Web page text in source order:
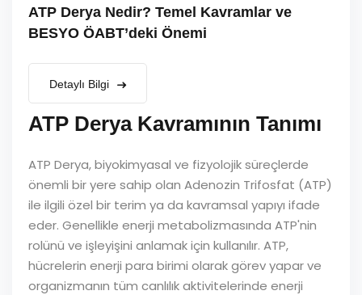
ATP Derya Nedir? Temel Kavramlar ve
BESYO ÖABT’deki Önemi
Detaylı Bilgi
ATP Derya Kavramının Tanımı
ATP Derya, biyokimyasal ve fizyolojik süreçlerde
önemli bir yere sahip olan Adenozin Trifosfat (ATP)
ile ilgili özel bir terim ya da kavramsal yapıyı ifade
eder. Genellikle enerji metabolizmasında ATP'nin
rolünü ve işleyişini anlamak için kullanılır. ATP,
hücrelerin enerji para birimi olarak görev yapar ve
organizmanın tüm canlılık aktivitelerinde enerji